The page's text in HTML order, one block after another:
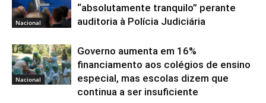
Nacional
“absolutamente tranquilo” perante
auditoria à Polícia Judiciária
Nacional
Governo aumenta em 16%
financiamento aos colégios de ensino
especial, mas escolas dizem que
continua a ser insuficiente